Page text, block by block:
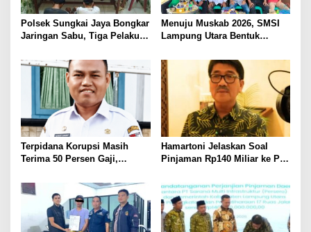
Polsek Sungkai Jaya Bongkar
Jaringan Sabu, Tiga Pelaku
Menuju Muskab 2026, SMSI
Lampung Utara Bentuk
Kepengurusan
Terpidana Korupsi Masih
Terima 50 Persen Gaji,
Tunggu Keputusan BKN
Hamartoni Jelaskan Soal
Pinjaman Rp140 Miliar ke PT
Perbaikan Jalan Butuh Waktu
Bertahun-tahun